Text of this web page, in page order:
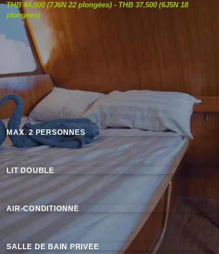
THB 44,000 (7J6N 22 plongées) - THB 37,500 (6J5N 18
plongées)
MAX. 2 PERSONNES
LIT DOUBLE
AIR-CONDITIONNÉ
SALLE DE BAIN PRIVÉE